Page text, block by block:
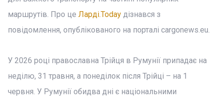
маршрутів. Про це Ларді.Today дізнався з
повідомлення, опублікованого на порталі cargonews.eu.
У 2026 році православна Трійця в Румунії припадає на
неділю, 31 травня, а понеділок після Трійці – на 1
червня. У Румунії обидва дні є національними